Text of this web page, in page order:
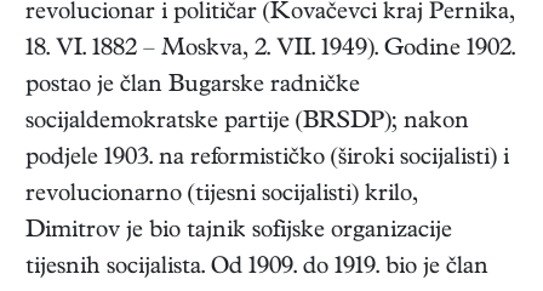
revolucionar i političar (Kovačevci kraj Pernika,
18. VI. 1882 – Moskva, 2. VII. 1949). Godine 1902.
postao je član Bugarske radničke
socijaldemokratske partije (BRSDP); nakon
podjele 1903. na reformističko (široki socijalisti) i
revolucionarno (tijesni socijalisti) krilo,
Dimitrov je bio tajnik sofijske organizacije
tijesnih socijalista. Od 1909. do 1919. bio je član